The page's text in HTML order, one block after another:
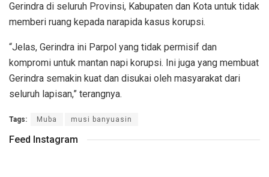
Gerindra di seluruh Provinsi, Kabupaten dan Kota untuk tidak
memberi ruang kepada narapida kasus korupsi.
“Jelas, Gerindra ini Parpol yang tidak permisif dan
kompromi untuk mantan napi korupsi. Ini juga yang membuat
Gerindra semakin kuat dan disukai oleh masyarakat dari
seluruh lapisan,” terangnya.
Tags: Muba musi banyuasin
Feed Instagram